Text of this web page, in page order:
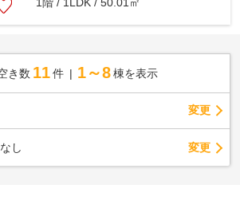
き数 11 件 1～8 棟を表示
変更
なし 変更